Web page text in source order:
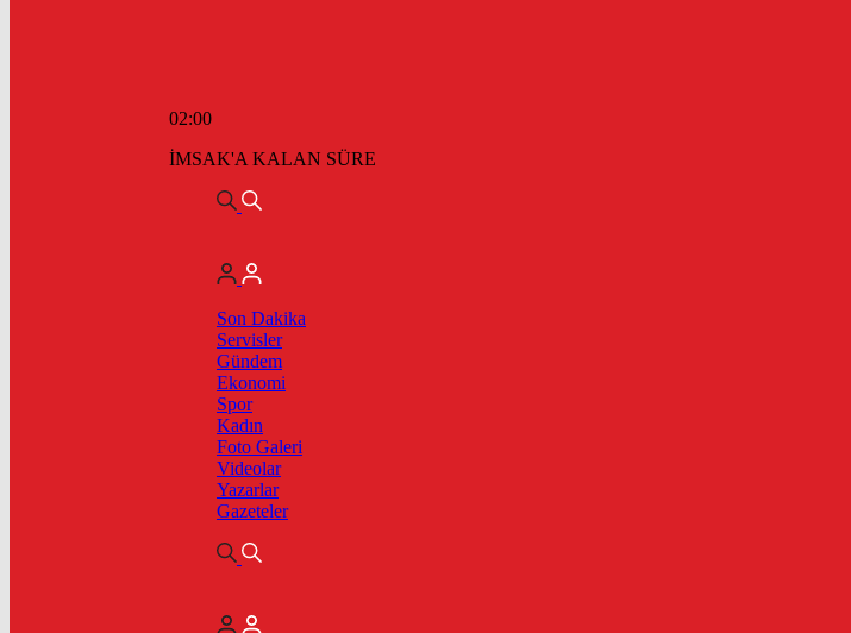
02:00
İMSAK'A KALAN SÜRE
Son Dakika
Servisler
Gündem
Ekonomi
Spor
Kadın
Foto Galeri
Videolar
Yazarlar
Gazeteler